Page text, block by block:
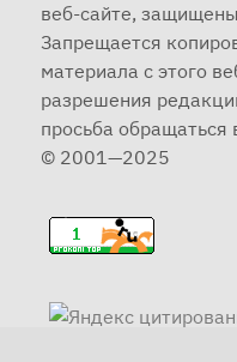
веб-сайте,
Запрещается
материала с этого
разрешения
просьба обращаться
© 2001—2025